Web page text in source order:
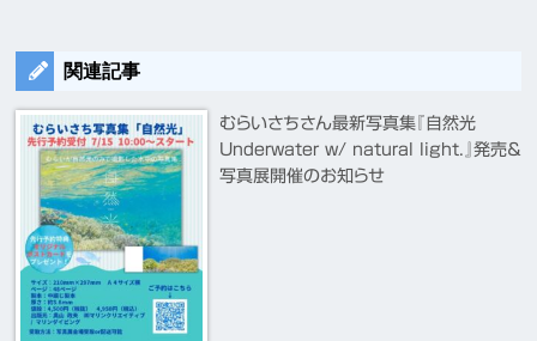
関連記事
むらいさちさん最新写真集『自然光
Underwater w/ natural light.』発売＆
写真展開催のお知らせ